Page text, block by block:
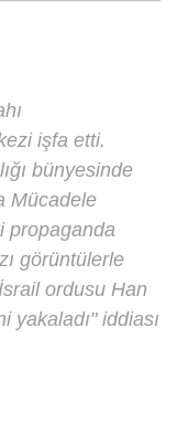
işfa etti.
bünyesinde
Mücadele
propaganda
görüntülerle
ordusu Han
yakaladı" iddiası